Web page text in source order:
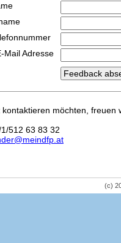
Mail Adresse
kontaktieren möchten,
512 63 83 32
(c)